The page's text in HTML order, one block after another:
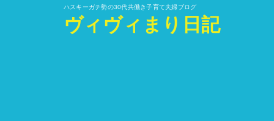
ハスキーガチ勢の30代共働き子育て夫婦ブログ
ヴィヴィまり日記